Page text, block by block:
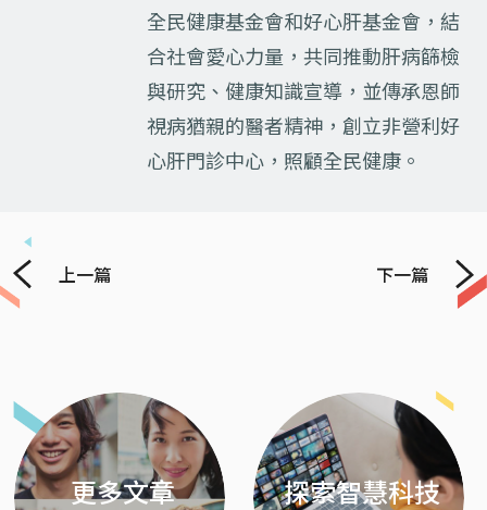
全民健康基金會和好心肝基金會，結
合社會愛心力量，共同推動肝病篩檢
與研究、健康知識宣導，並傳承恩師
視病猶親的醫者精神，創立非營利好
心肝門診中心，照顧全民健康。
上一篇 下一篇
更多文章 探索智慧科技